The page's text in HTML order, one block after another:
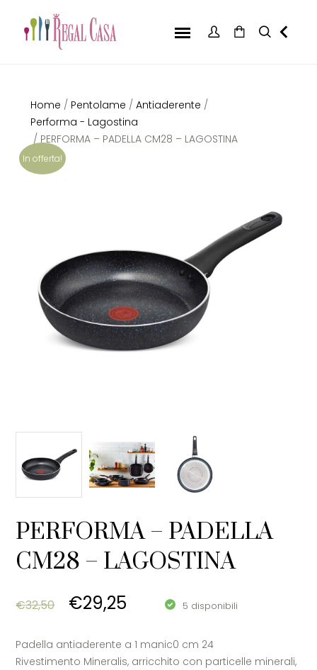
In offerta!
Home / Pentolame / Antiaderente /
Performa - Lagostina
/ PERFORMA – PADELLA CM28 – LAGOSTINA
PERFORMA – PADELLA
CM28 – LAGOSTINA
€32,50 Original price was: €32,50.
€29,25 Current price is:
5 disponibili
Padella antiaderente a 1 manic0 cm 24
Rivestimento Mineralis, arricchito con particelle minerali,